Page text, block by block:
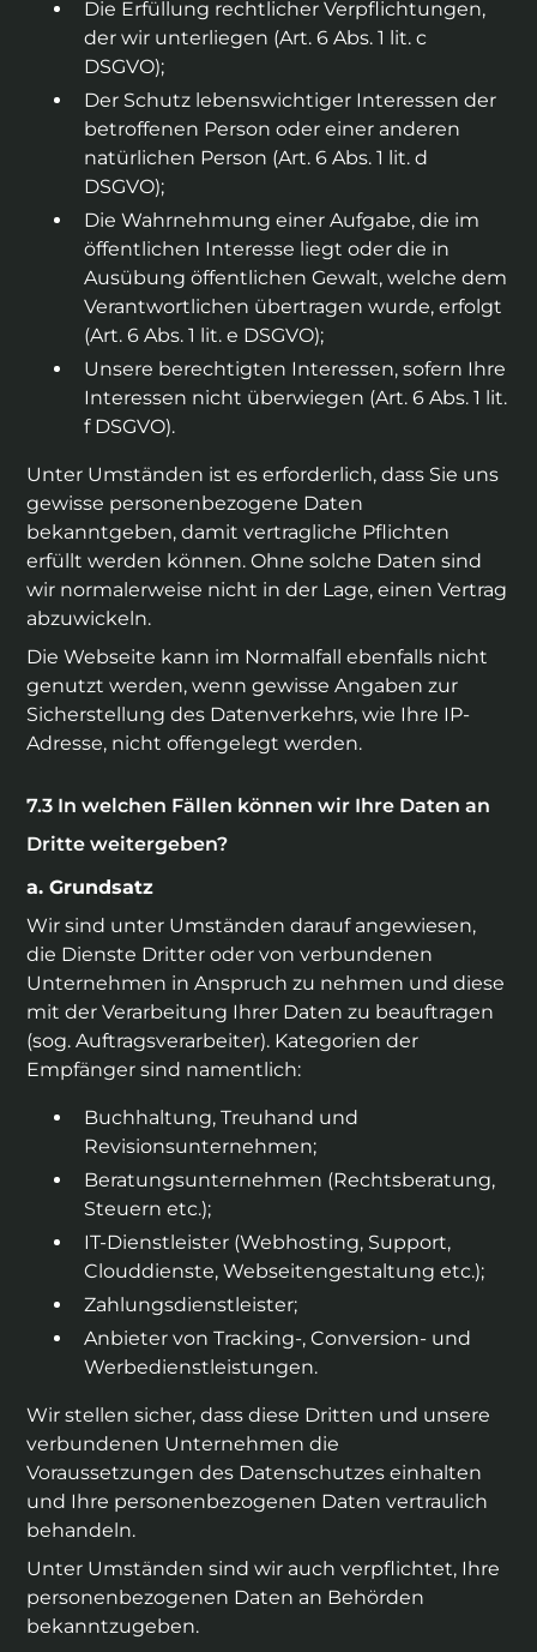
Die Erfüllung rechtlicher Verpflichtungen,
der wir unterliegen (Art. 6 Abs. 1 lit. c
DSGVO);
Der Schutz lebenswichtiger Interessen der
betroffenen Person oder einer anderen
natürlichen Person (Art. 6 Abs. 1 lit. d
DSGVO);
Die Wahrnehmung einer Aufgabe, die im
öffentlichen Interesse liegt oder die in
Ausübung öffentlichen Gewalt, welche dem
Verantwortlichen übertragen wurde, erfolgt
(Art. 6 Abs. 1 lit. e DSGVO);
Unsere berechtigten Interessen, sofern Ihre
Interessen nicht überwiegen (Art. 6 Abs. 1 lit.
f DSGVO).
Unter Umständen ist es erforderlich, dass Sie uns
gewisse personenbezogene Daten
bekanntgeben, damit vertragliche Pflichten
erfüllt werden können. Ohne solche Daten sind
wir normalerweise nicht in der Lage, einen Vertrag
abzuwickeln.
Die Webseite kann im Normalfall ebenfalls nicht
genutzt werden, wenn gewisse Angaben zur
Sicherstellung des Datenverkehrs, wie Ihre IP-
Adresse, nicht offengelegt werden.
In welchen Fällen können wir Ihre Daten an
Dritte weitergeben?
a. Grundsatz
Wir sind unter Umständen darauf angewiesen,
die Dienste Dritter oder von verbundenen
Unternehmen in Anspruch zu nehmen und diese
mit der Verarbeitung Ihrer Daten zu beauftragen
(sog. Auftragsverarbeiter). Kategorien der
Empfänger sind namentlich:
Buchhaltung, Treuhand und
Revisionsunternehmen;
Beratungsunternehmen (Rechtsberatung,
Steuern etc.);
IT-Dienstleister (Webhosting, Support,
Clouddienste, Webseitengestaltung etc.);
Zahlungsdienstleister;
Anbieter von Tracking-, Conversion- und
Werbedienstleistungen.
Wir stellen sicher, dass diese Dritten und unsere
verbundenen Unternehmen die
Voraussetzungen des Datenschutzes einhalten
und Ihre personenbezogenen Daten vertraulich
behandeln.
Unter Umständen sind wir auch verpflichtet, Ihre
personenbezogenen Daten an Behörden
bekanntzugeben.